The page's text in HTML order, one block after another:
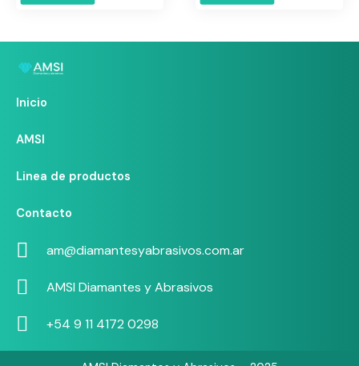
Inicio
AMSI
Linea de productos
Contacto
am@diamantesyabrasivos.com.ar
AMSI Diamantes y Abrasivos
+54 9 11 4172 0298